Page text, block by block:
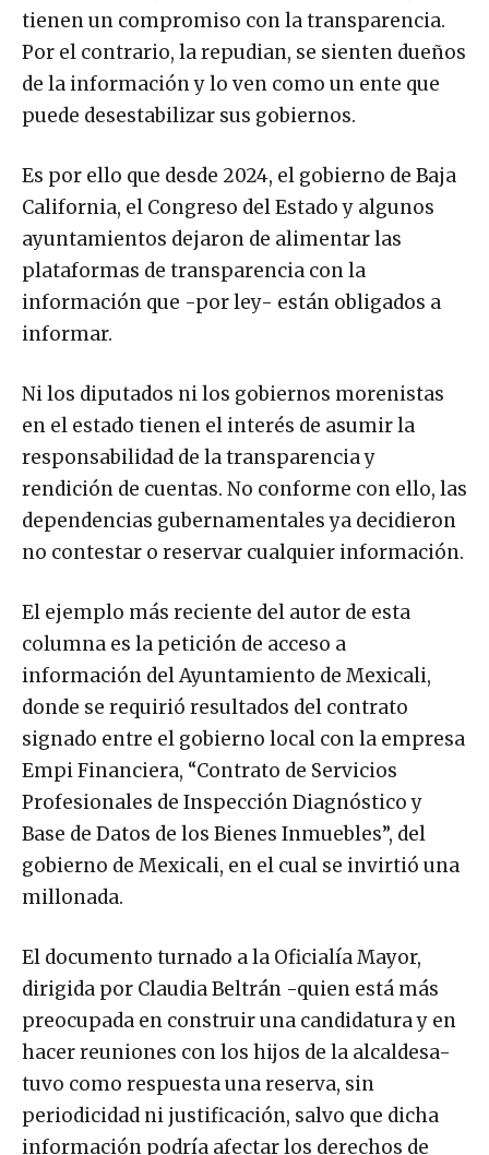
tienen un compromiso con la transparencia.
Por el contrario, la repudian, se sienten dueños
de la información y lo ven como un ente que
puede desestabilizar sus gobiernos.
Es por ello que desde 2024, el gobierno de Baja
California, el Congreso del Estado y algunos
ayuntamientos dejaron de alimentar las
plataformas de transparencia con la
información que -por ley- están obligados a
informar.
Ni los diputados ni los gobiernos morenistas
en el estado tienen el interés de asumir la
responsabilidad de la transparencia y
rendición de cuentas. No conforme con ello, las
dependencias gubernamentales ya decidieron
no contestar o reservar cualquier información.
El ejemplo más reciente del autor de esta
columna es la petición de acceso a
información del Ayuntamiento de Mexicali,
donde se requirió resultados del contrato
signado entre el gobierno local con la empresa
Empi Financiera, “Contrato de Servicios
Profesionales de Inspección Diagnóstico y
Base de Datos de los Bienes Inmuebles”, del
gobierno de Mexicali, en el cual se invirtió una
millonada.
El documento turnado a la Oficialía Mayor,
dirigida por Claudia Beltrán -quien está más
preocupada en construir una candidatura y en
hacer reuniones con los hijos de la alcaldesa-
tuvo como respuesta una reserva, sin
periodicidad ni justificación, salvo que dicha
información podría afectar los derechos de